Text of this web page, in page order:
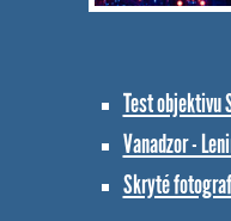
Test objektivu
Vanadzor -
Skryté